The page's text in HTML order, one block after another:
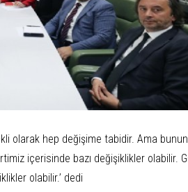
olarak hep değişime tabidir. Ama bunun
içerisinde bazı değişiklikler olabilir.
olabilir.’ dedi